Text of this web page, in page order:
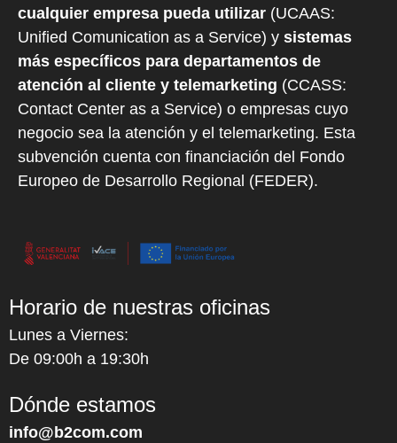
cualquier empresa pueda utilizar (UCAAS:
Unified Comunication as a Service) y sistemas
más específicos para departamentos de
atención al cliente y telemarketing (CCASS:
Contact Center as a Service) o empresas cuyo
negocio sea la atención y el telemarketing. Esta
subvención cuenta con financiación del Fondo
Europeo de Desarrollo Regional (FEDER).
Horario de nuestras oficinas
Lunes a Viernes:
De 09:00h a 19:30h
Dónde estamos
info@b2com.com